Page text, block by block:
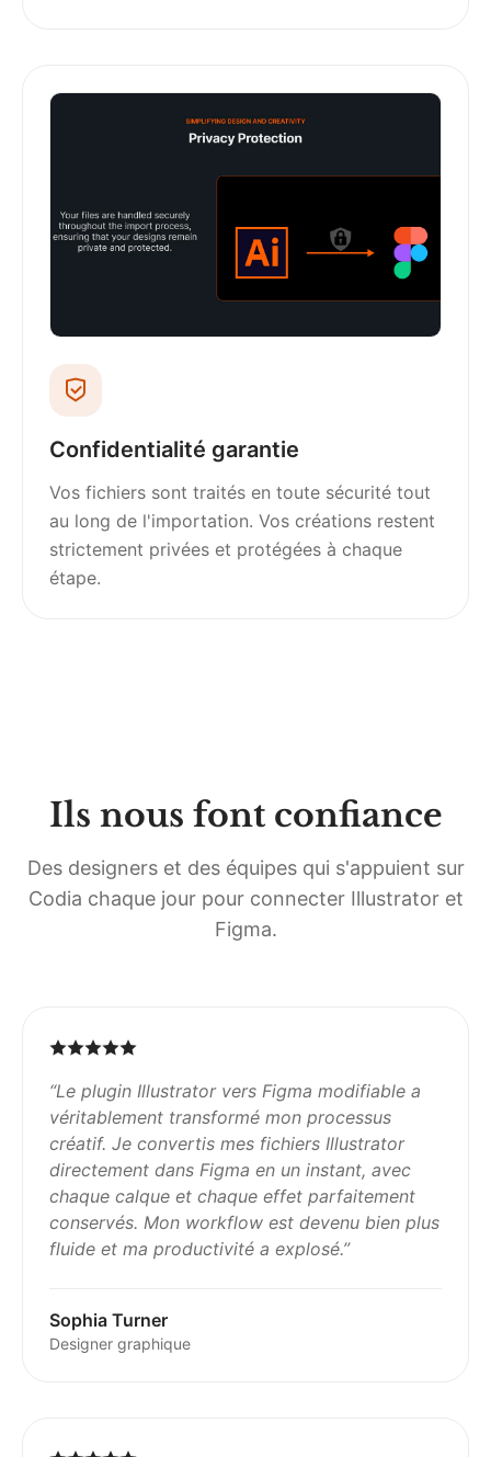
Confidentialité garantie
Vos fichiers sont traités en toute sécurité tout
au long de l'importation. Vos créations restent
strictement privées et protégées à chaque
étape.
Ils nous font confiance
Des designers et des équipes qui s'appuient sur
Codia chaque jour pour connecter Illustrator et
Figma.
“Le plugin Illustrator vers Figma modifiable a
véritablement transformé mon processus
créatif. Je convertis mes fichiers Illustrator
directement dans Figma en un instant, avec
chaque calque et chaque effet parfaitement
conservés. Mon workflow est devenu bien plus
fluide et ma productivité a explosé.”
Sophia Turner
Designer graphique